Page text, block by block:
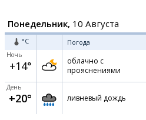
Понедельник, 10 Августа
°C Погода
Ночь
+14°
облачно с
прояснениями
День
+20° ливневый дождь